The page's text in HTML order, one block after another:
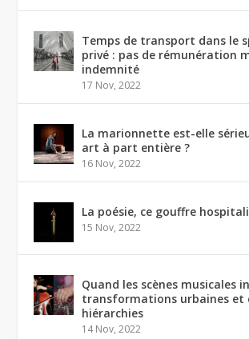
Temps de transport dans le
privé : pas de rémunération
indemnité
17 Nov, 2022
La marionnette est-elle
art à part entière ?
16 Nov, 2022
La poésie, ce gouffre
15 Nov, 2022
Quand les scènes musicales
transformations urbaines et
hiérarchies
14 Nov, 2022